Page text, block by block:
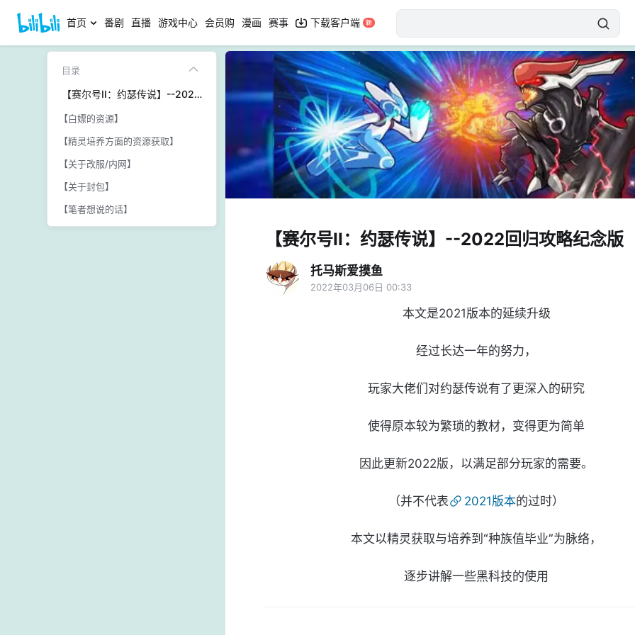
首页 番剧 直播 游戏中心 会员购 漫画 赛事 下载客户端
目录
【赛尔号II：约瑟传说】--2022回归攻略纪念版
【白嫖的资源】
【精灵培养方面的资源获取】
【关于改服/内网】
【关于封包】
【笔者想说的话】
【赛尔号II：约瑟传说】--2022回归攻略纪念版
托马斯爱摸鱼
2022年03月06日 00:33
本文是2021版本的延续升级
经过长达一年的努力，
玩家大佬们对约瑟传说有了更深入的研究
使得原本较为繁琐的教材，变得更为简单
因此更新2022版，以满足部分玩家的需要。
（并不代表 2021版本​的过时）
本文以精灵获取与培养到“种族值毕业”为脉络，
逐步讲解一些黑科技的使用